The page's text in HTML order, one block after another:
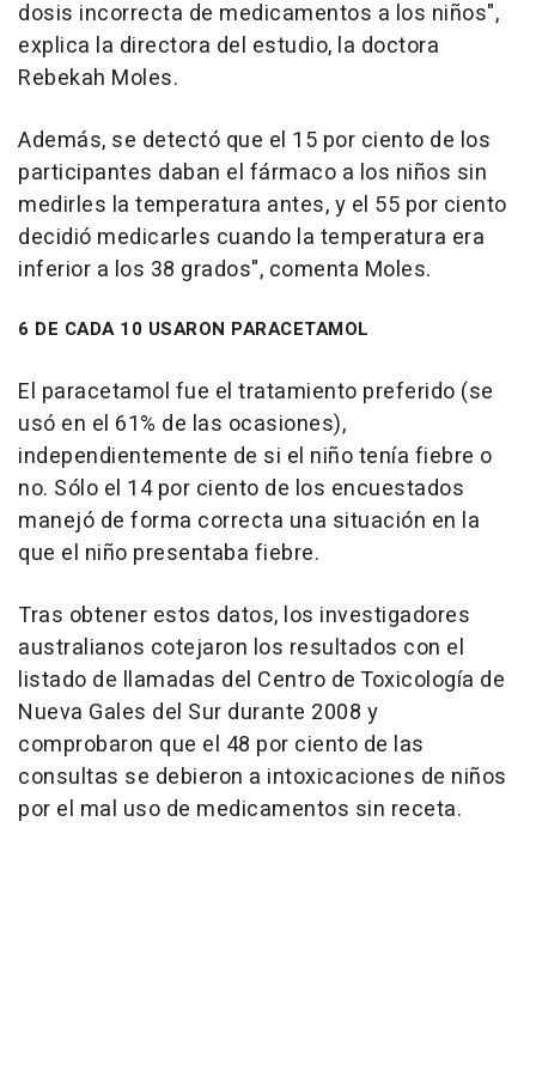
dosis incorrecta de medicamentos a los niños",
explica la directora del estudio, la doctora
Rebekah Moles.
Además, se detectó que el 15 por ciento de los
participantes daban el fármaco a los niños sin
medirles la temperatura antes, y el 55 por ciento
decidió medicarles cuando la temperatura era
inferior a los 38 grados", comenta Moles.
6 DE CADA 10 USARON PARACETAMOL
El paracetamol fue el tratamiento preferido (se
usó en el 61% de las ocasiones),
independientemente de si el niño tenía fiebre o
no. Sólo el 14 por ciento de los encuestados
manejó de forma correcta una situación en la
que el niño presentaba fiebre.
Tras obtener estos datos, los investigadores
australianos cotejaron los resultados con el
listado de llamadas del Centro de Toxicología de
Nueva Gales del Sur durante 2008 y
comprobaron que el 48 por ciento de las
consultas se debieron a intoxicaciones de niños
por el mal uso de medicamentos sin receta.